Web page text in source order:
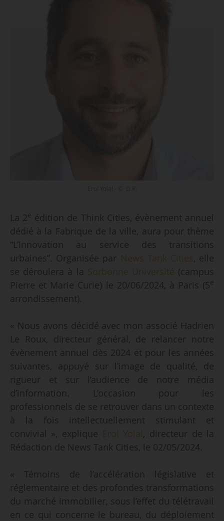
La 2e édition de Think Cities, évènement annuel
dédié à la Fabrique de la ville, aura pour thème
“L’Innovation au service des transitions
urbaines”. Organisée par
, elle
se déroulera à la
(campus
Pierre et Marie Curie) le 20/06/2024, à Paris (5e
arrondissement).
« Nous avons décidé avec mon associé Hadrien
Le Roux, directeur général, de relancer notre
évènement annuel dès 2024 et pour les années
suivantes, appuyé sur l’image de qualité, de
rigueur et sur l’audience de notre média
d’information. L’occasion pour les
professionnels de se retrouver dans un contexte
à la fois intellectuellement stimulant et
convivial », explique
, directeur de la
Rédaction de News Tank Cities, le 02/05/2024.
« Témoins de l’accélération législative et
réglementaire et des profondes transformations
du marché immobilier, sous l’effet du télétravail
en ce qui concerne le bureau, du déploiement